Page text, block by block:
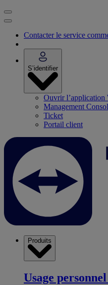
Contacter le service
S’identifier
Ouvrir l’application
Management
Ticket
Portail client
Produits
Usage